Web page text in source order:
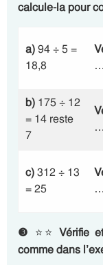
calcule-la pour
a)94 ÷ 5 =
18,8
b) 175 ÷ 12
= 14 reste
7
c)312 ÷ 13
= 25
❸ ⭐⭐Vérifie
comme dans